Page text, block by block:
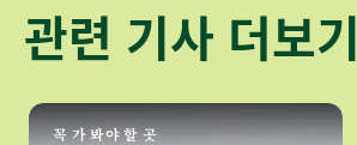
관련 기사 더보기
꼭 가 봐야 할 곳